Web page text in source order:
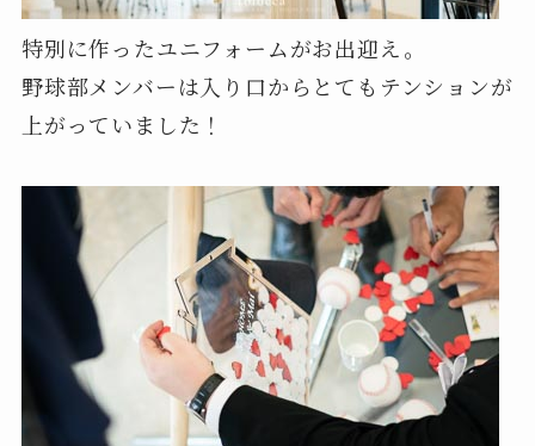
特別に作ったユニフォームがお出迎え。
野球部メンバーは入り口からとてもテンションが
上がっていました！